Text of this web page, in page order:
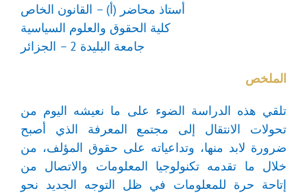
أستاذ محاضر (أ) – القانون الخاص
كلية الحقوق والعلوم السياسية
جامعة البليدة 2 – الجزائر
الملخص
تلقي هذه الدراسة الضوء على ما نعيشه اليوم من
تحولات الانتقال إلى مجتمع المعرفة الذي أصبح
ضرورة لابد منها، وتداعياته على حقوق المؤلف، من
خلال ما تقدمه تكنولوجيا المعلومات والاتصال من
إتاحة حرة للمعلومات في ظل التوجه الجديد نحو